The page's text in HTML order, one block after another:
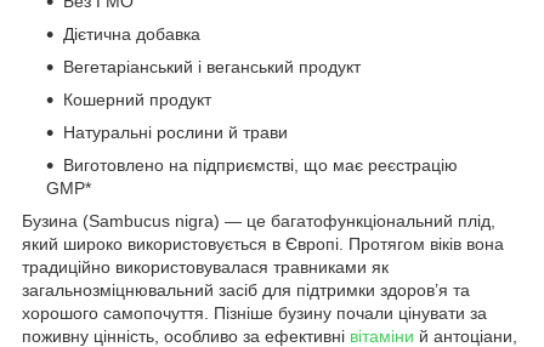
Дієтична добавка
Вегетаріанський і веганський продукт
Кошерний продукт
Натуральні рослини й трави
Виготовлено на підприємстві, що має реєстрацію
GMP*
Бузина (Sambucus nigra) — це багатофункціональний плід,
який широко використовується в Європі. Протягом віків вона
традиційно використовувалася травниками як
загальнозміцнювальний засіб для підтримки здоров’я та
хорошого самопочуття. Пізніше бузину почали цінувати за
поживну цінність, особливо за ефективні вітаміни й антоціани,